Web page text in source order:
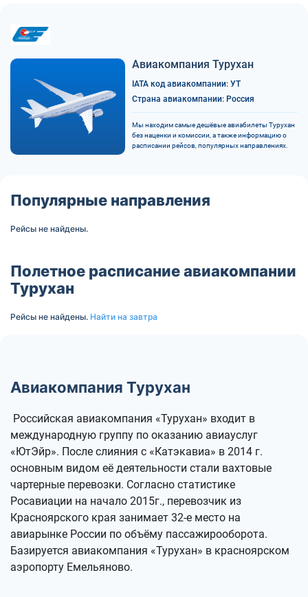
Авиакомпания Турухан
IATA код авиакомпании: УТ
Страна авиакомпании: Россия
Мы находим самые дешёвые авиабилеты Турухан
без наценки и комиссии, а также информацию о
расписании рейсов, популярных направлениях.
Популярные направления
Рейсы не найдены.
Полетное расписание авиакомпании
Турухан
Рейсы не найдены. Найти на завтра
Авиакомпания Турухан
Российская авиакомпания «Турухан» входит в
международную группу по оказанию авиауслуг
«ЮтЭйр». После слияния с «Катэкавиа» в 2014 г.
основным видом её деятельности стали вахтовые
чартерные перевозки. Согласно статистике
Росавиации на начало 2015г., перевозчик из
Красноярского края занимает 32-е место на
авиарынке России по объёму пассажирооборота.
Базируется авиакомпания «Турухан» в красноярском
аэропорту Емельяново.